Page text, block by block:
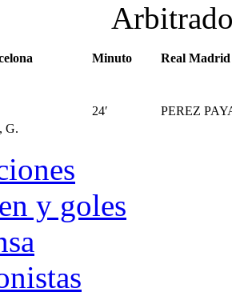
Minuto
Real Madrid
24′
PEREZ
G.
y goles